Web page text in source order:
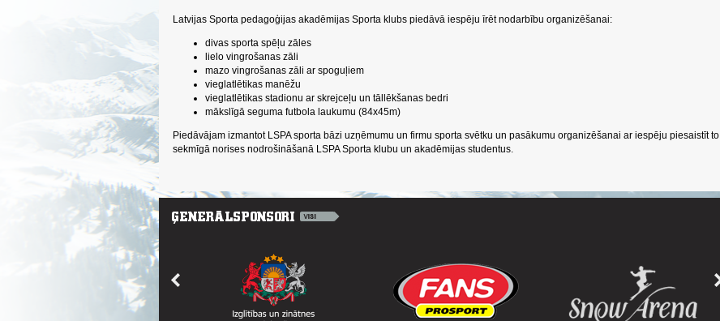
Latvijas Sporta pedagoģijas akadēmijas Sporta klubs piedāvā iespēju īrēt nodarbību organizēšanai:
divas sporta spēļu zāles
lielo vingrošanas zāli
mazo vingrošanas zāli ar spoguļiem
vieglatlētikas manēžu
vieglatlētikas stadionu ar skrejceļu un tāllēkšanas bedri
mākslīgā seguma futbola laukumu (84x45m)
Piedāvājam izmantot LSPA sporta bāzi uzņēmumu un firmu sporta svētku un pasākumu organizēšanai ar iespēju piesaistīt to
sekmīgā norises nodrošināšanā LSPA Sporta klubu un akadēmijas studentus.